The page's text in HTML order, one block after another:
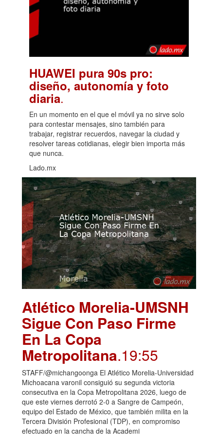
HUAWEI pura 90s pro:
diseño, autonomía y foto
diaria.
En un momento en el que el móvil ya no sirve solo
para contestar mensajes, sino también para
trabajar, registrar recuerdos, navegar la ciudad y
resolver tareas cotidianas, elegir bien importa más
que nunca.
Lado.mx
Atlético Morelia-UMSNH
Sigue Con Paso Firme
En La Copa
Metropolitana.19:55
STAFF/@michangoonga El Atlético Morelia-Universidad
Michoacana varonil consiguió su segunda victoria
consecutiva en la Copa Metropolitana 2026, luego de
que este viernes derrotó 2-0 a Sangre de Campeón,
equipo del Estado de México, que también milita en la
Tercera División Profesional (TDP), en compromiso
efectuado en la cancha de la Academi